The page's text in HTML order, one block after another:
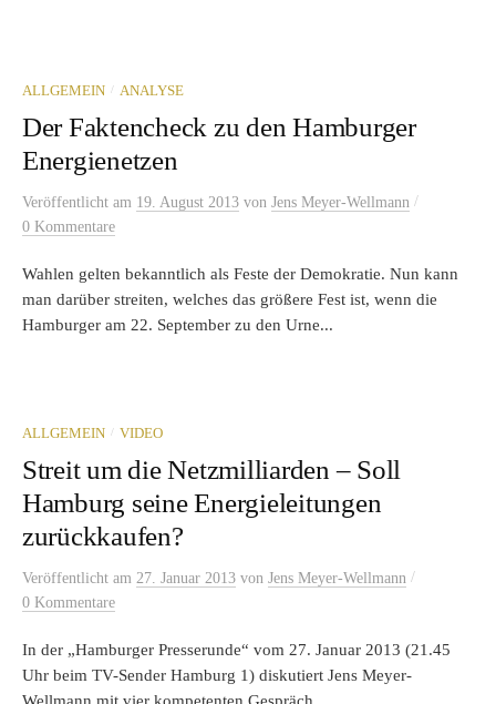
ALLGEMEIN / ANALYSE
Der Faktencheck zu den Hamburger
Energienetzen
Veröffentlicht am 19. August 2013 von Jens Meyer-Wellmann /
0 Kommentare
Wahlen gelten bekanntlich als Feste der Demokratie. Nun kann
man darüber streiten, welches das größere Fest ist, wenn die
Hamburger am 22. September zu den Urne...
ALLGEMEIN / VIDEO
Streit um die Netzmilliarden – Soll
Hamburg seine Energieleitungen
zurückkaufen?
Veröffentlicht am 27. Januar 2013 von Jens Meyer-Wellmann /
0 Kommentare
In der „Hamburger Presserunde“ vom 27. Januar 2013 (21.45
Uhr beim TV-Sender Hamburg 1) diskutiert Jens Meyer-